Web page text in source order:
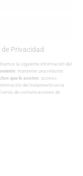
Privacidad.
la siguiente información del
mantener una relación
que le asisten: acceso,
del tratamiento en la
envío de comunicaciones de